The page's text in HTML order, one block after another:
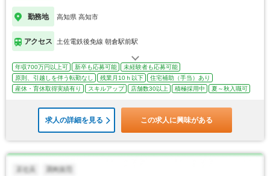
勤務地 高知県 高知市
アクセス 土佐電鉄後免線 朝倉駅前駅
年収700万円以上可 新卒も応募可能
未経験者も応募可能
原則、引越しを伴う転勤なし
残業月10ｈ以下
住宅補助（手当）あり
産休・育休取得実績有り
スキルアップ 店舗数30以上 積極採用中 夏～秋入職可
求人の詳細を見る この求人に興味がある